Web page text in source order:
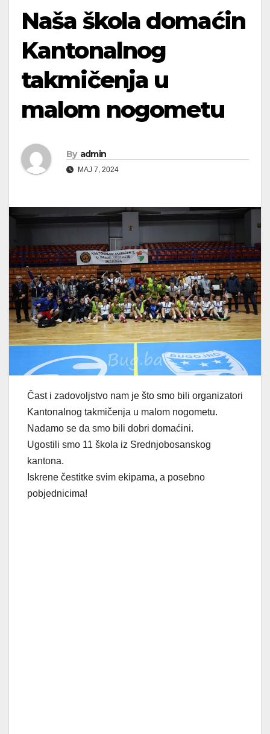
Naša škola domaćin
Kantonalnog
takmičenja u
malom nogometu
By admin
MAJ 7, 2024
Čast i zadovoljstvo nam je što smo bili organizatori
Kantonalnog takmičenja u malom nogometu.
Nadamo se da smo bili dobri domaćini.
Ugostili smo 11 škola iz Srednjobosanskog
kantona.
Iskrene čestitke svim ekipama, a posebno
pobjednicima!